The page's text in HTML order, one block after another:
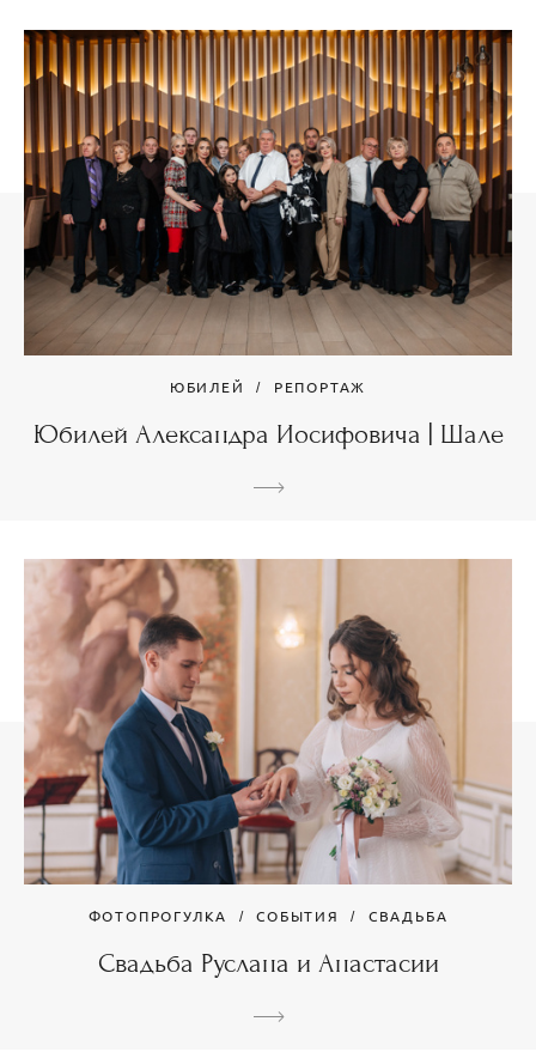
ЮБИЛЕЙ РЕПОРТАЖ
Юбилей Александра Иосифовича | Шале
ФОТОПРОГУЛКА СОБЫТИЯ СВАДЬБА
Свадьба Руслана и Анастасии